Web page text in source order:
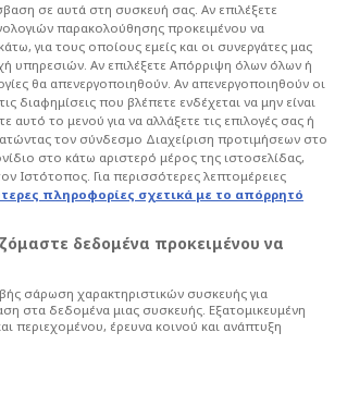
Αλλαγή εντός
Abdullah Alhamddan
Αλλαγή εκτός
Saud Abdulhamid
Αλλαγή εντός
Ali Lajami
Feras Albrikan
Αλλαγή εντός
Ala Alhajji
σε αυτά στη συσκευή σας. Αν επιλέξετε
παρακολούθησης προκειμένου να
για τους οποίους εμείς και οι συνεργάτες μας
υπηρεσιών. Αν επιλέξετε Απόρριψη όλων όλων ή
θα απενεργοποιηθούν. Αν απενεργοποιηθούν οι
διαφημίσεις που βλέπετε ενδέχεται να μην είναι
το μενού για να αλλάξετε τις επιλογές σας ή
τον σύνδεσμο Διαχείριση προτιμήσεων στο
στο κάτω αριστερό μέρος της ιστοσελίδας,
Ιστότοπος. Για περισσότερες λεπτομέρειες
πληροφορίες σχετικά με το απόρρητό
δεδομένα προκειμένου να
σάρωση χαρακτηριστικών συσκευής για
στα δεδομένα μιας συσκευής. Εξατομικευμένη
περιεχομένου, έρευνα κοινού και ανάπτυξη